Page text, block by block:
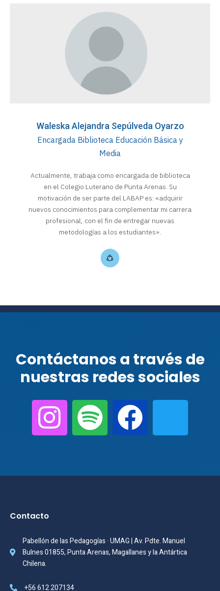
Waleska Alejandra Sepúlveda Oyarzo
Encargada Biblioteca Educación Básica y
Media
Actualmente, trabaja como encargada de biblioteca
en el Colegio Luterano de Punta Arenas. Su
motivación de ser parte del LABAP es: «adquirir
nuevos conocimientos para complementar mi carrera
profesional, con el fin de entregar nuevas
metodologías a los estudiantes».
Contáctanos a través de
nuestras redes sociales
Contacto
Pabellón de las Pedagogías · UMAG | Av. Pdte. Manuel
Bulnes 01855, Punta Arenas, Magallanes y la Antártica
Chilena.
+56 612 207134